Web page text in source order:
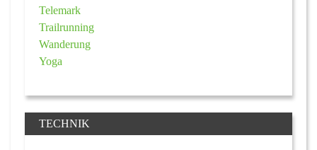
Telemark
Trailrunning
Wanderung
Yoga
TECHNIK